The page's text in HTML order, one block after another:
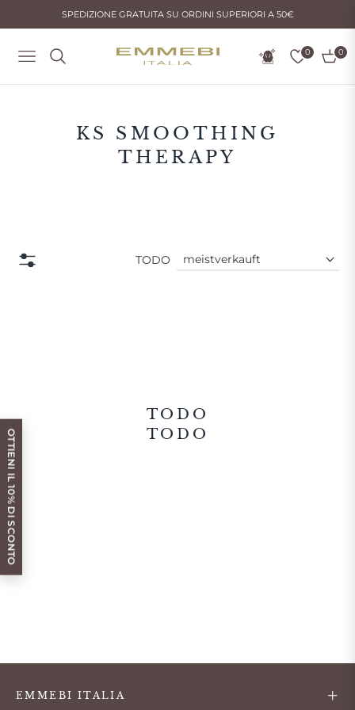
SPEDIZIONE GRATUITA SU ORDINI SUPERIORI A 50€
Navigation
0 0
TODO:
KS SMOOTHING
THERAPY
TODO
TODO
TODO
EMMEBI ITALIA
OTTIENI IL 10% DI SCONTO